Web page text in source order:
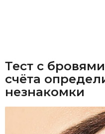
Тест с
счёта
незнакомки